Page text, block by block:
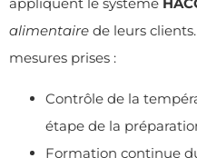
alimentaire de leurs
mesures prises :
Contrôle de la
étape de la
Formation continue